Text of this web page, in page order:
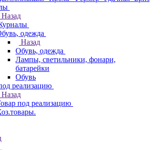
Назад
одежда
Назад
Обувь, одежда
Лампы, светильники, фонари,
батарейки
Обувь
реализацию
Назад
под реализацию